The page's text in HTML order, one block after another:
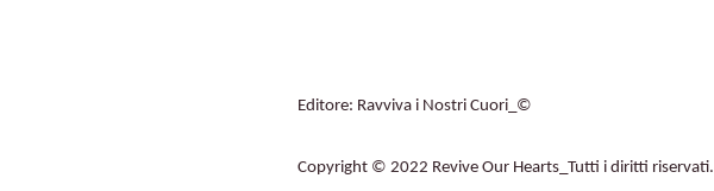
Editore: Ravviva i Nostri Cuori_©️
Copyright ©️ 2022 Revive Our Hearts_Tutti i diritti riservati.